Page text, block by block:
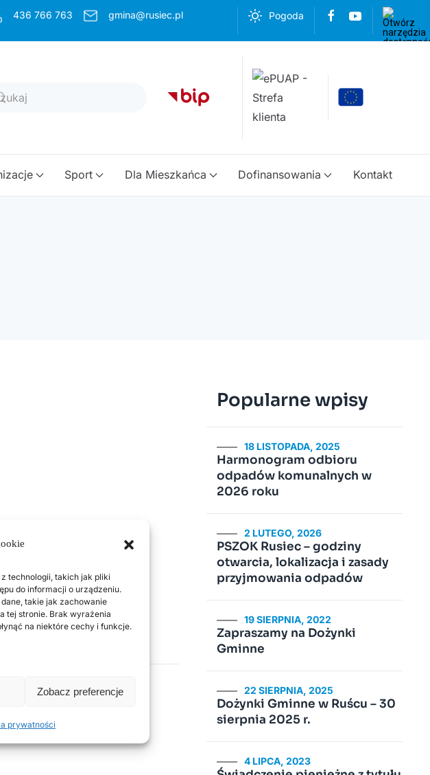
technologii, takich jak pliki
do informacji o urządzeniu.
takie jak zachowanie
tej stronie. Brak wyrażenia
na niektóre cechy i funkcje.
Zobacz preferencje
prywatności
436 766 763 gmina@rusiec.pl Pogoda
Sport Dla Mieszkańca Dofinansowania Kontakt
Popularne wpisy
18 LISTOPADA, 2025
Harmonogram odbioru
odpadów komunalnych w
2026 roku
2 LUTEGO, 2026
PSZOK Rusiec – godziny
otwarcia, lokalizacja i zasady
przyjmowania odpadów
19 SIERPNIA, 2022
Zapraszamy na Dożynki
Gminne
22 SIERPNIA, 2025
Dożynki Gminne w Ruścu – 30
sierpnia 2025 r.
4 LIPCA, 2023